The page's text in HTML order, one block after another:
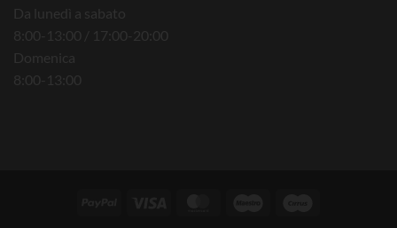
Da lunedì a sabato
8:00-13:00 / 17:00-20:00
Domenica
8:00-13:00